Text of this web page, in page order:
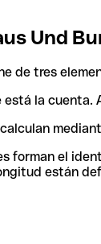
Und
de tres
la cuenta.
forman el
están